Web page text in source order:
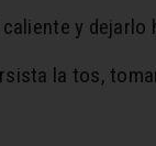
y
la tos,